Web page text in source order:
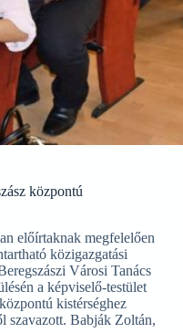
központú
előírtaknak megfelelően
közigazgatási
Városi Tanács
a képviselő-testület
kistérséghez
szavazott. Babják Zoltán,